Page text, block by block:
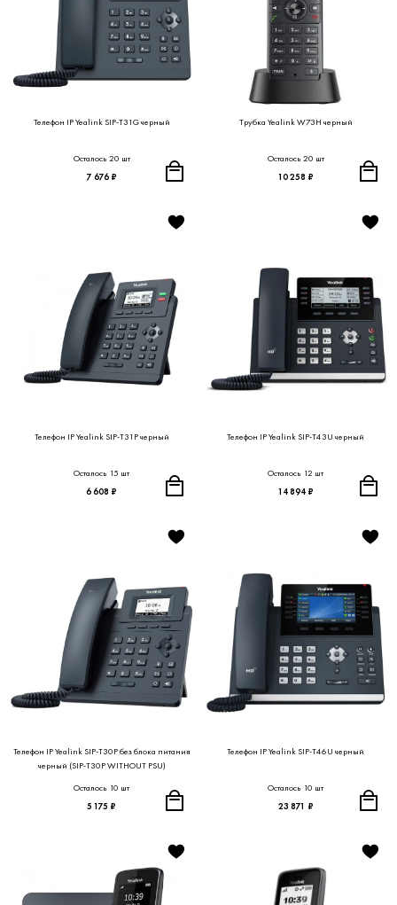
Телефон IP Yealink SIP-T31G черный
Осталось 20 шт
7 676 ₽
Трубка Yealink W73H черный
Осталось 20 шт
10 258 ₽
Телефон IP Yealink SIP-T31P черный
Осталось 15 шт
6 608 ₽
Телефон IP Yealink SIP-T43U черный
Осталось 12 шт
14 894 ₽
Телефон IP Yealink SIP-T30P без блока питания
черный (SIP-T30P WITHOUT PSU)
Осталось 10 шт
5 175 ₽
Телефон IP Yealink SIP-T46U черный
Осталось 10 шт
23 871 ₽